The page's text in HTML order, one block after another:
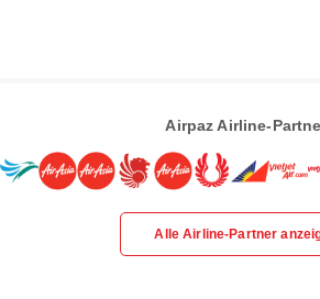
Airpaz Airline-
Alle Airline-Partner